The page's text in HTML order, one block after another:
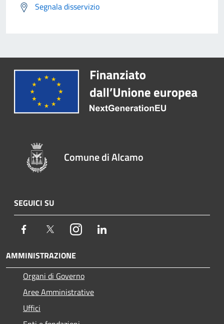
Segnala disservizio
Comune di Alcamo
SEGUICI SU
Facebook TwitterInstagram
AMMINISTRAZIONE
Organi di Governo
Aree Amministrative
Uffici